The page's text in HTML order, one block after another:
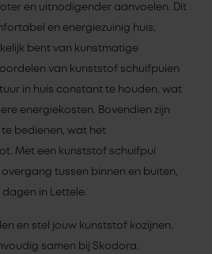
en uitnodigender aanvoelen. Dit
en energiezuinig huis,
bent van kunstmatige
van kunststof schuifpuien
in huis constant te houden, wat
energiekosten. Bovendien zijn
bedienen, wat het
Met een kunststof schuifpui
tussen binnen en buiten,
in Lettele.
en stel jouw kunststof kozijnen,
samen bij Skodora.